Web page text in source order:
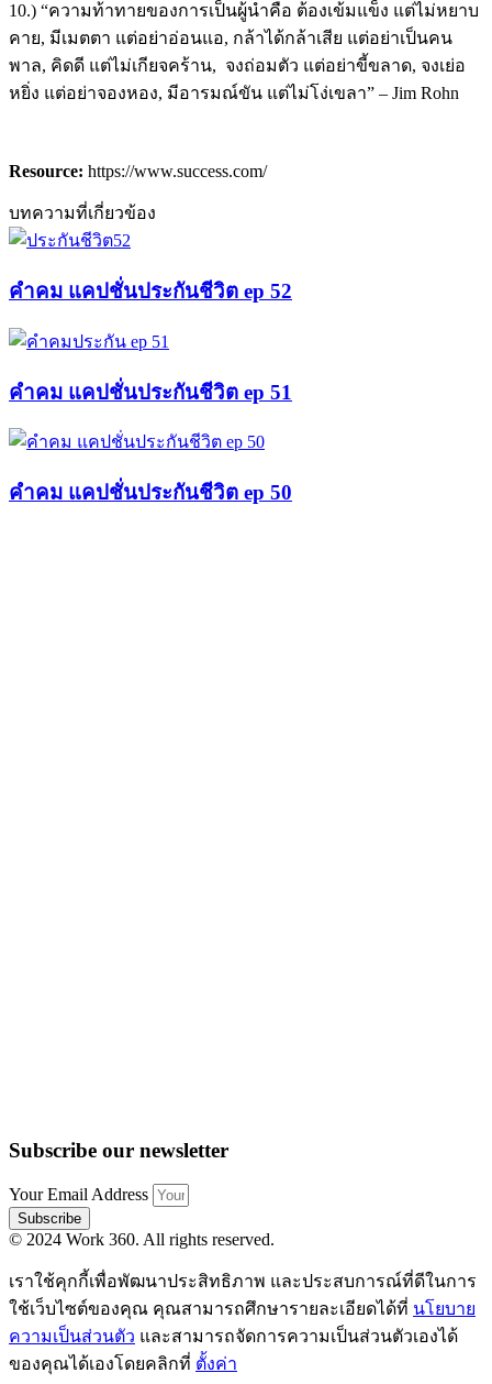
10.) “ความท้าทายของการเป็นผู้นำคือ ต้องเข้มแข็ง แต่ไม่หยาบ
คาย, มีเมตตา แต่อย่าอ่อนแอ, กล้าได้กล้าเสีย แต่อย่าเป็นคน
พาล, คิดดี แต่ไม่เกียจคร้าน, จงถ่อมตัว แต่อย่าขี้ขลาด, จงเย่อ
หยิ่ง แต่อย่าจองหอง, มีอารมณ์ขัน แต่ไม่โง่เขลา” – Jim Rohn
Resource: https://www.success.com/
บทความที่เกี่ยวข้อง
คำคม แคปชั่นประกันชีวิต ep 52
คำคม แคปชั่นประกันชีวิต ep 51
คำคม แคปชั่นประกันชีวิต ep 50
Subscribe our newsletter
Your Email Address
Subscribe
© 2024 Work 360. All rights reserved.
เราใช้คุกกี้เพื่อพัฒนาประสิทธิภาพ และประสบการณ์ที่ดีในการ
ใช้เว็บไซต์ของคุณ คุณสามารถศึกษารายละเอียดได้ที่ นโยบาย
ความเป็นส่วนตัว และสามารถจัดการความเป็นส่วนตัวเองได้
ของคุณได้เองโดยคลิกที่ ตั้งค่า